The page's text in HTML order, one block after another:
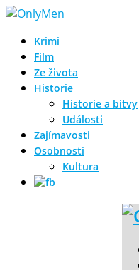
Krimi
Film
Ze života
Historie
Historie a bitvy
Události
Zajímavosti
Osobnosti
Kultura